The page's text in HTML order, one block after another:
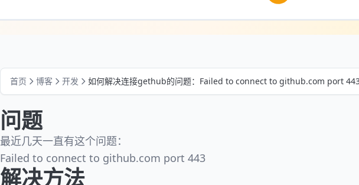
首页 博客 开发 如何解决连接gethub的问题：Failed to connect to github.com port
问题
最近几天一直有这个问题：
Failed to connect to github.com port 443
解决方法